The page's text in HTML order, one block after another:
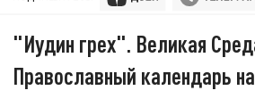
"Иудин грех". Великая
Православный календарь